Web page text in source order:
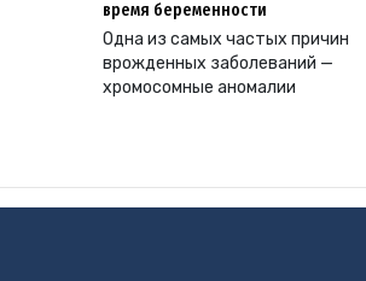
время беременности
Одна из самых частых причин
врожденных заболеваний —
хромосомные аномалии